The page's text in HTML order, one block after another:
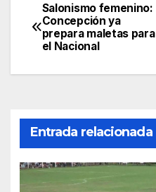
Navegación
de
entradas
Salonismo femenino:
Concepción ya
prepara maletas para
el Nacional
Entrada relacionada